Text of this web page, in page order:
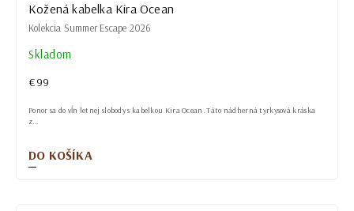
Kožená kabelka Kira Ocean
Kolekcia Summer Escape 2026
Skladom
€99
DO KOŠÍKA
Ponor sa do vĺn letnej slobody s kabelkou Kira Ocean. Táto nádherná tyrkysová kráska
z...